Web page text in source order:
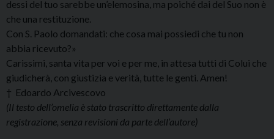
dessi del tuo sarebbe un’elemosina, ma poiché dai del Suo non è
che una restituzione.
Con S. Paolo domandati: che cosa mai possiedi che tu non
abbia ricevuto?»
Carissimi, santa vita per voi e per me, in attesa tutti di Colui che
giudicherà, con giustizia e verità, tutte le genti. Amen!
† Edoardo Arcivescovo
(Il testo dell’omelia è stato trascritto direttamente dalla
registrazione, senza revisioni da parte dell’autore)